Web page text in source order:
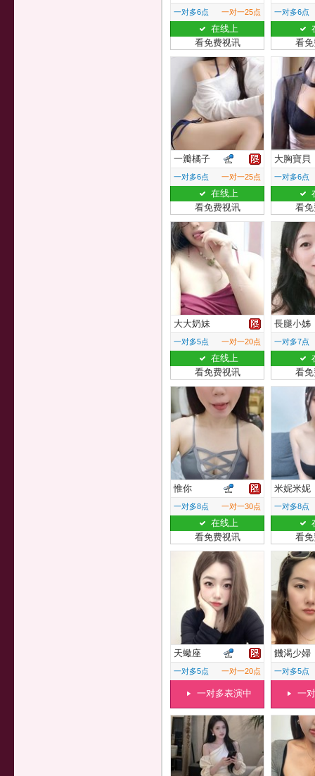
一对多6点 一对一25点
在线上
看免费视讯
一对多6点
看
一瓣橘子
一对多6点 一对一25点
在线上
看免费视讯
大胸寶貝
一对多6点
看
大大奶妹
一对多5点 一对一20点
在线上
看免费视讯
長腿小姊
一对多7点
看
惟你
一对多8点 一对一30点
在线上
看免费视讯
米妮米妮
一对多8点
看
天蠍座
一对多5点 一对一20点
一对多表演中
饑渴少婦
一对多5点
一